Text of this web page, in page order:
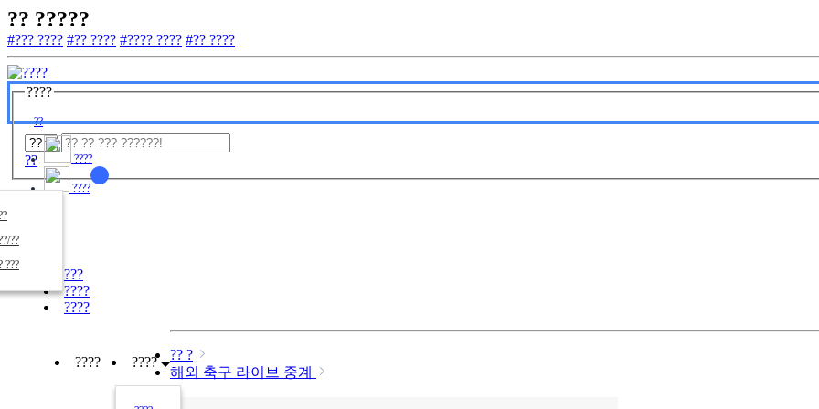
?? ?????
#??? ???? #?? ???? #???? ???? #?? ????
????
??
?? ????
??
???
????
????
???
????
????
???? ????
?? ?
해외 축구 라이브 중계